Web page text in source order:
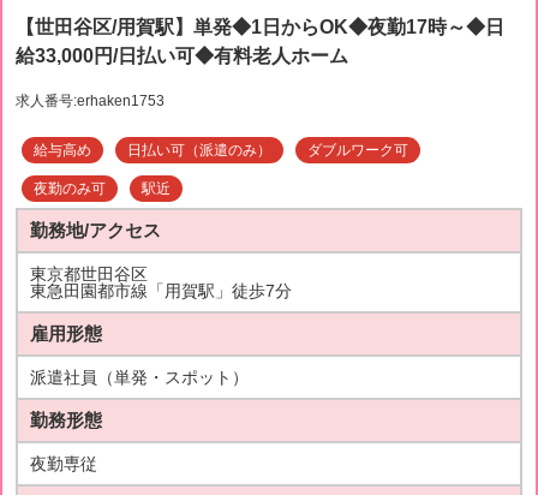
【世田谷区/用賀駅】単発◆1日からOK◆夜勤17時～◆日
給33,000円/日払い可◆有料老人ホーム
求人番号:erhaken1753
給与高め 日払い可（派遣のみ） ダブルワーク可
夜勤のみ可 駅近
勤務地/アクセス
東京都世田谷区
東急田園都市線「用賀駅」徒歩7分
雇用形態
派遣社員（単発・スポット）
勤務形態
夜勤専従